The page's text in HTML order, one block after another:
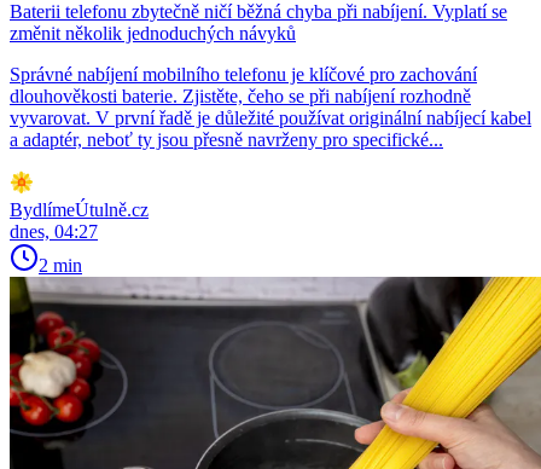
Baterii telefonu zbytečně ničí běžná chyba při nabíjení. Vyplatí se
změnit několik jednoduchých návyků
Správné nabíjení mobilního telefonu je klíčové pro zachování
dlouhověkosti baterie. Zjistěte, čeho se při nabíjení rozhodně
vyvarovat. V první řadě je důležité používat originální nabíjecí kabel
a adaptér, neboť ty jsou přesně navrženy pro specifické...
BydlímeÚtulně.cz
dnes, 04:27
2 min